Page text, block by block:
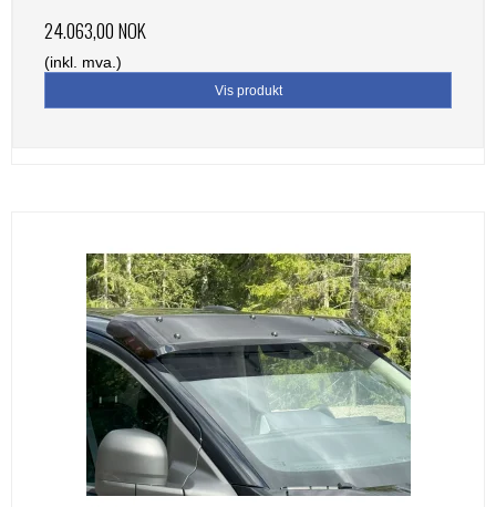
24.063,00 NOK
(inkl. mva.)
Vis produkt